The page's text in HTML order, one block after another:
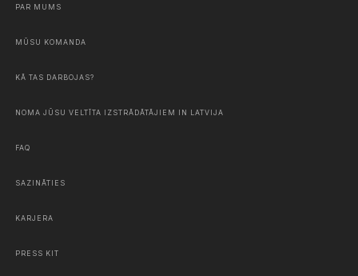
PAR MUMS
MŪSU KOMANDA
KĀ TAS DARBOJAS?
NOMA JŪSU VELTĪTA IZSTRĀDĀTĀJIEM IN LATVIJA
FAQ
SAZINĀTIES
KARJERA
PRESS KIT